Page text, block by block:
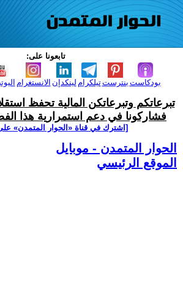
تابعونا على:
الانستغرام لينكدإن تيلكرامبنترست بودكاست
تبرعاتكم وتبرعاتكن المالية تحفظ
فشاركونا في دعم استمرارية هذا
[اشترك في قناة ‫«الحوار المتمدن»
الحوار المتمدن - موبايل
الموقع الرئيسي